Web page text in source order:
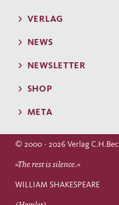
VERLAG
NEWS
NEWSLETTER
SHOP
META
© 2000 - 2026 Verlag
»The rest is silence.«
WILLIAM SHAKESPEARE